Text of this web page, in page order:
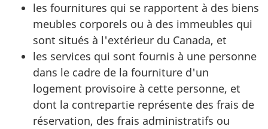
les fournitures qui se rapportent à des biens
meubles corporels ou à des immeubles qui
sont situés à l'extérieur du Canada, et
les services qui sont fournis à une personne
dans le cadre de la fourniture d'un
logement provisoire à cette personne, et
dont la contrepartie représente des frais de
réservation, des frais administratifs ou